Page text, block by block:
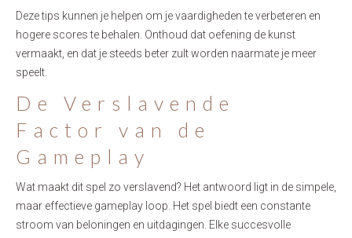
Deze tips kunnen je helpen om je vaardigheden te verbeteren en
hogere scores te behalen. Onthoud dat oefening de kunst
vermaakt, en dat je steeds beter zult worden naarmate je meer
speelt.
De Verslavende
Factor van de
Gameplay
Wat maakt dit spel zo verslavend? Het antwoord ligt in de simpele,
maar effectieve gameplay loop. Het spel biedt een constante
stroom van beloningen en uitdagingen. Elke succesvolle